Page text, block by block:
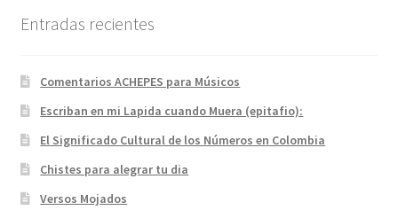
Entradas recientes
Comentarios ACHEPES para Músicos
Escriban en mi Lapida cuando Muera (epitafio):
El Significado Cultural de los Números en Colombia
Chistes para alegrar tu dia
Versos Mojados